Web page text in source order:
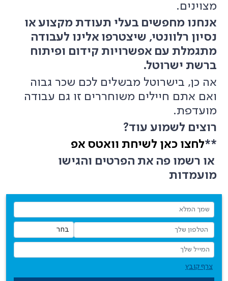
מצוינים.
אנחנו מחפשים בעלי תעודת מקצוע או
נסיון רלוונטי, שיצטרפו אלינו לעבודה
מתגמלת עם אפשרויות קידום ופיתוח
ברשת ישרוטל.
אה כן, בישרוטל מבשלים לכם שכר גבוה
ואם אתם חיילים משוחררים זו גם עבודה
מועדפת.
רוצים לשמוע עוד?
**לחצו כאן לשיחת וואטס אפ
או רשמו פה את הפרטים והגישו
מועמדות
צרף קובץ